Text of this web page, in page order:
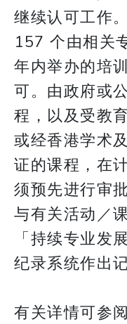
继续认可工作
157 个由相关
年内举办的培
可。由政府或
程，以及受教
或经香港学术
证的课程，在
须预先进行审
与有关活动／
「持续专业发
纪录系统作出记
有关详情可参